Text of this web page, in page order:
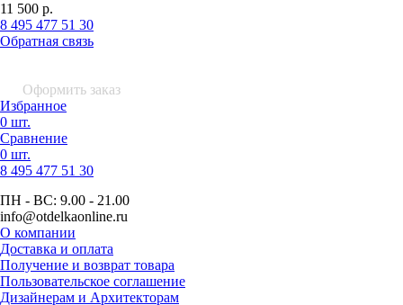
11 500 р.
8 495 477 51 30
Обратная связь
Оформить заказ
Избранное
0 шт.
Сравнение
0 шт.
8 495 477 51 30
ПН - ВС: 9.00 - 21.00
info@otdelkaonline.ru
О компании
Доставка и оплата
Получение и возврат товара
Пользовательское соглашение
Дизайнерам и Архитекторам